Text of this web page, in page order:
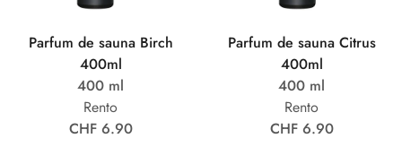
Parfum de sauna Birch
400ml
400 ml
Rento
CHF 6.90
Parfum de sauna Citrus
400ml
400 ml
Rento
CHF 6.90